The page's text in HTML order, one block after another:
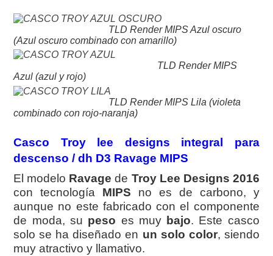
TLD Render MIPS Azul oscuro
(Azul oscuro combinado con amarillo)
TLD Render MIPS
Azul (azul y rojo)
TLD Render MIPS Lila (violeta
combinado con rojo-naranja)
Casco Troy lee designs integral para
descenso / dh D3 Ravage MIPS
El modelo Ravage de Troy Lee Designs 2016
con tecnología MIPS no es de carbono, y
aunque no este fabricado con el componente
de moda, su peso es muy bajo. Este casco
solo se ha diseñado en un solo color, siendo
muy atractivo y llamativo.